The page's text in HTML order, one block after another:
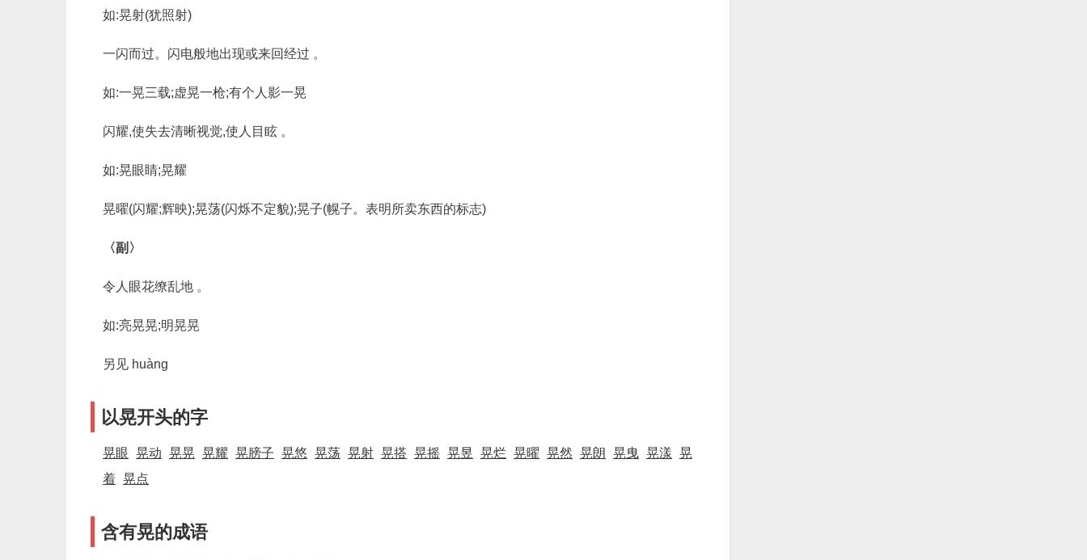
如:晃射(犹照射)
一闪而过。闪电般地出现或来回经过 。
如:一晃三载;虚晃一枪;有个人影一晃
闪耀,使失去清晰视觉,使人目眩 。
如:晃眼睛;晃耀
晃曜(闪耀;辉映);晃荡(闪烁不定貌);晃子(幌子。表明所卖东西的标志)
〈副〉
令人眼花缭乱地 。
如:亮晃晃;明晃晃
另见 huàng
以晃开头的字
晃眼 晃动 晃晃 晃耀 晃膀子 晃悠 晃荡 晃射 晃搭 晃摇 晃昱 晃烂 晃曜 晃然 晃朗 晃曳 晃漾 晃
着 晃点
含有晃的成语